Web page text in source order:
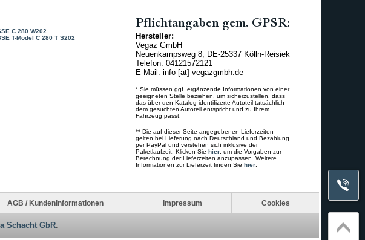
C 280 W202
T-Model C 280 T S202
Pflichtangaben gem. GPSR:
Hersteller:
Vegaz GmbH
Neuenkampsweg 8, DE-25337 Kölln-Reisiek
Telefon: 04121572121
E-Mail: info [at] vegazgmbh.de
* Sie müssen ggf. ergänzende Informationen von einer
geeigneten Stelle beziehen, um sicherzustellen, dass
das über den Katalog identifizerte Autoteil tatsächlich
dem gesuchten Autoteil entspricht und zu Ihrem
Fahrzeug passt.
** Die auf dieser Seite angegebenen Lieferzeiten
gelten bei Lieferung nach Deutschland und Bezahlung
per PayPal und verstehen sich inklusive der
Paketlaufzeit. Klicken Siehier , um die Vorgaben zur
Berechnung der Lieferzeiten anzupassen. Weitere
Informationen zur Lieferzeit finden Siehier
AGB / Kundeninformationen Impressum Cookies
Schacht GbR